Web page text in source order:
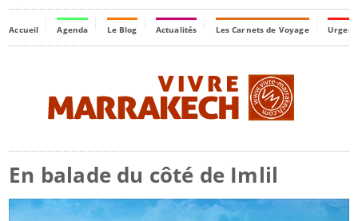
Accueil Agenda Le Blog Actualités Les Carnets de Voyage
En balade du côté de Imlil